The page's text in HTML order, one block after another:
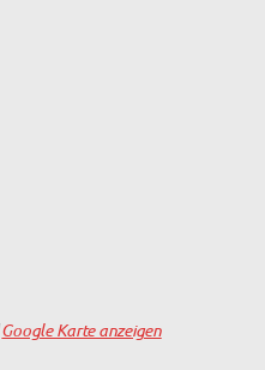
Google Karte anzeigen